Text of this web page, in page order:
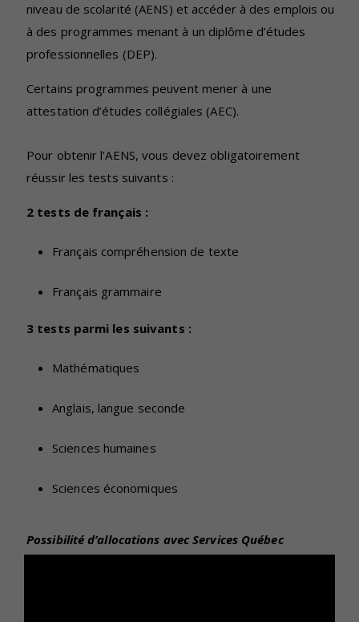
niveau de scolarité (AENS) et accéder à des emplois ou
à des programmes menant à un diplôme d’études
professionnelles (DEP).
Certains programmes peuvent mener à une
attestation d’études collégiales (AEC).
Pour obtenir l’AENS, vous devez obligatoirement
réussir les tests suivants :
2 tests de français :
Français compréhension de texte
Français grammaire
3 tests parmi les suivants :
Mathématiques
Anglais, langue seconde
Sciences humaines
Sciences économiques
Possibilité d’allocations avec Services Québec